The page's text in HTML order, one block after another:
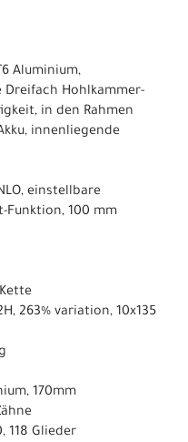
Aluminium,
Hohlkammer-
in den Rahmen
innenliegende
einstellbare
Funktion, 100 mm
263% variation, 10x135
170mm
118 Glieder